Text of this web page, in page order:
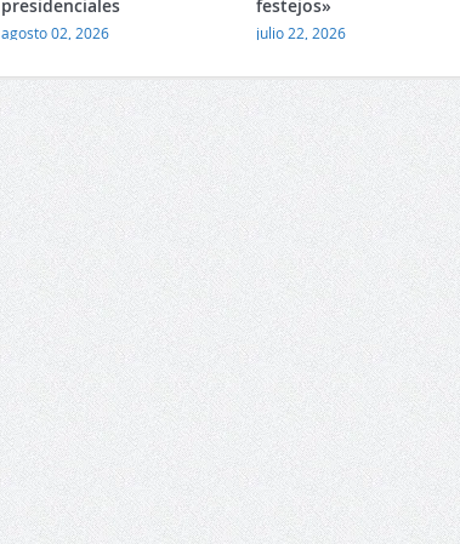
presidenciales
agosto 02, 2026
festejos»
julio 22, 2026